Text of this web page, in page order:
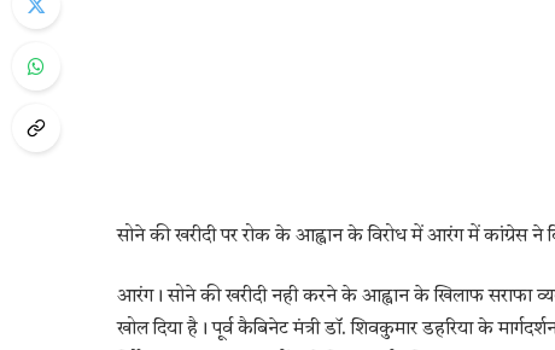
सोने की खरीदी पर रोक के आह्वान के विरोध में आरंग में कांग्रेस ने
​आरंग। सोने की खरीदी नही करने के आह्वान के खिलाफ सराफा
खोल दिया है। पूर्व कैबिनेट मंत्री डॉ. शिवकुमार डहरिया के